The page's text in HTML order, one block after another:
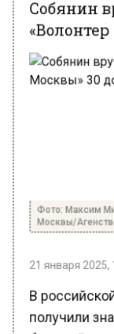
Москвы/
получили
большой